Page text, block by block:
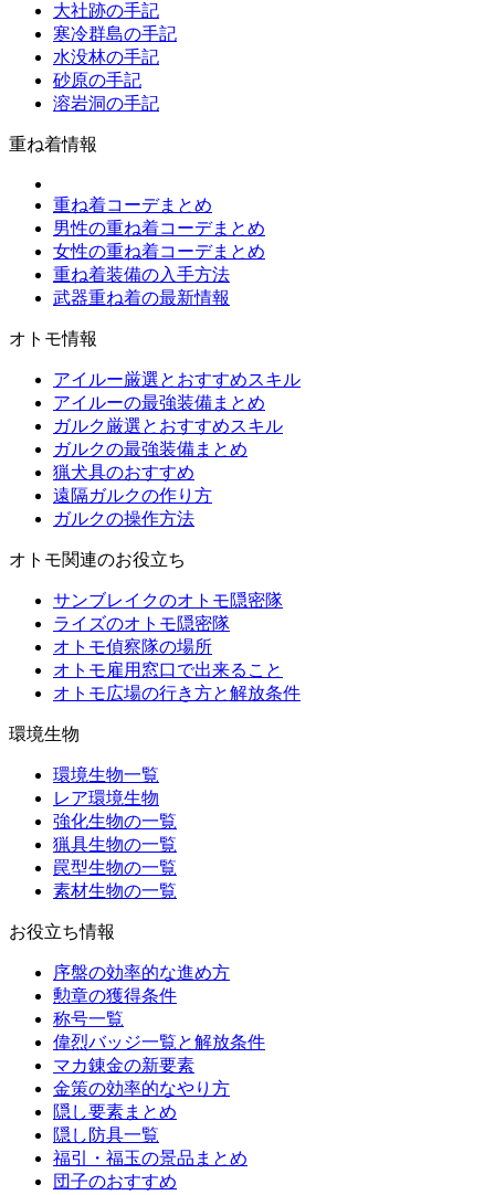
大社跡の手記
寒冷群島の手記
水没林の手記
砂原の手記
溶岩洞の手記
重ね着情報
重ね着コーデまとめ
男性の重ね着コーデまとめ
女性の重ね着コーデまとめ
重ね着装備の入手方法
武器重ね着の最新情報
オトモ情報
アイルー厳選とおすすめスキル
アイルーの最強装備まとめ
ガルク厳選とおすすめスキル
ガルクの最強装備まとめ
猟犬具のおすすめ
遠隔ガルクの作り方
ガルクの操作方法
オトモ関連のお役立ち
サンブレイクのオトモ隠密隊
ライズのオトモ隠密隊
オトモ偵察隊の場所
オトモ雇用窓口で出来ること
オトモ広場の行き方と解放条件
環境生物
環境生物一覧
レア環境生物
強化生物の一覧
猟具生物の一覧
罠型生物の一覧
素材生物の一覧
お役立ち情報
序盤の効率的な進め方
勲章の獲得条件
称号一覧
偉烈バッジ一覧と解放条件
マカ錬金の新要素
金策の効率的なやり方
隠し要素まとめ
隠し防具一覧
福引・福玉の景品まとめ
団子のおすすめ